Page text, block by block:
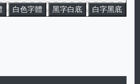
白色字體 黑字白底 白字黑底